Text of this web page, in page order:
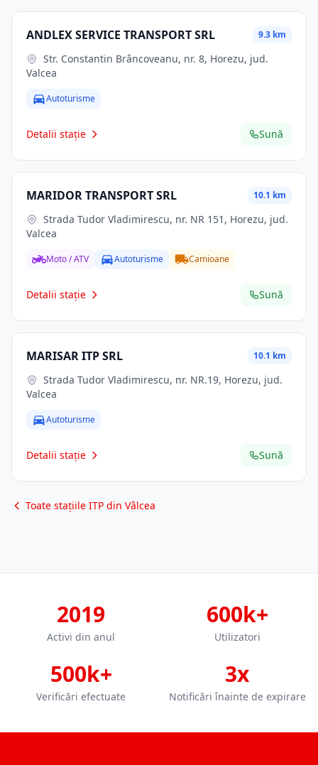
ANDLEX SERVICE TRANSPORT SRL 9.3 km
Valcea
Autoturisme
Detalii stație Sună
MARIDOR TRANSPORT SRL 10.1 km
Valcea
Moto / ATV Autoturisme Camioane
Detalii stație Sună
MARISAR ITP SRL 10.1 km
Valcea
Autoturisme
Detalii stație Sună
Toate stațiile ITP din Vâlcea
2019
Activi din anul
600k+
Utilizatori
500k+
Verificări efectuate
3x
Notificări înainte de expirare